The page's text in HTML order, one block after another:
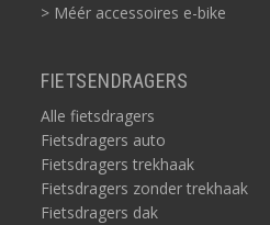
> Méér accessoires e-bike
FIETSENDRAGERS
Alle fietsdragers
Fietsdragers auto
Fietsdragers trekhaak
Fietsdragers zonder trekhaak
Fietsdragers dak